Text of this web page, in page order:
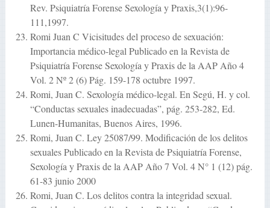
Rev. Psiquiatría Forense Sexología y Praxis,3(1):96-
111,1997.
Romi Juan C Vicisitudes del proceso de sexuación:
Importancia médico-legal Publicado en la Revista de
Psiquiatría Forense Sexología y Praxis de la AAP Año 4
Vol. 2 Nº 2 (6) Pág. 159-178 octubre 1997.
Romi, Juan C. Sexología médico-legal. En Segú, H. y col.
“Conductas sexuales inadecuadas”, pág. 253-282, Ed.
Lunen-Humanitas, Buenos Aires, 1996.
Romi, Juan C. Ley 25087/99. Modificación de los delitos
sexuales Publicado en la Revista de Psiquiatría Forense,
Sexología y Praxis de la AAP Año 7 Vol. 4 N° 1 (12) pág.
61-83 junio 2000
Romi, Juan C. Los delitos contra la integridad sexual.